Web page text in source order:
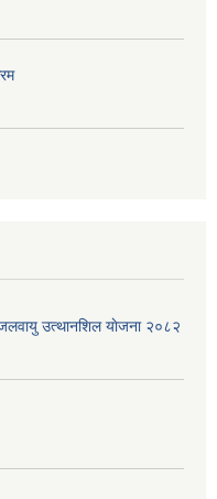
जलवायु उत्थानशिल याेजना २०८२